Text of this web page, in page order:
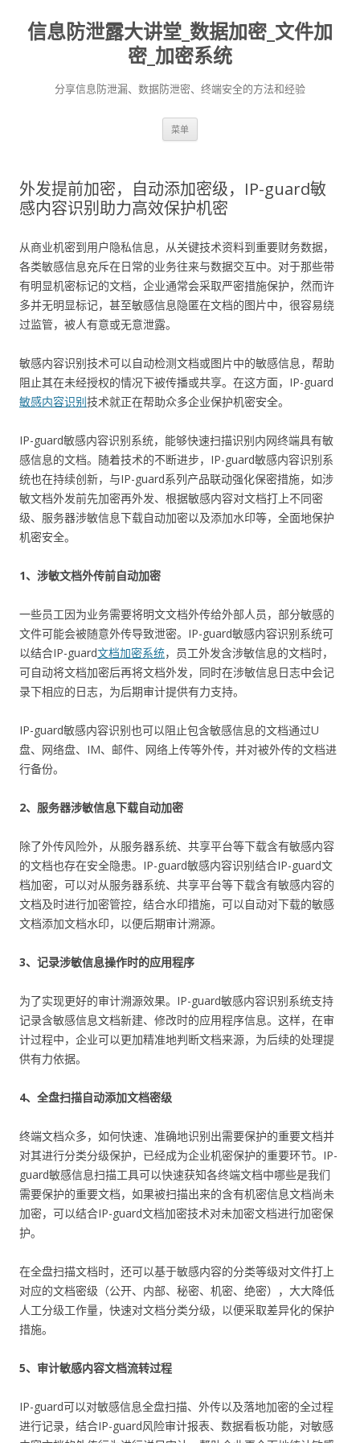
信息防泄露大讲堂_数据加密_文件加
密_加密系统
分享信息防泄漏、数据防泄密、终端安全的方法和经验
菜单
外发提前加密，自动添加密级，IP-guard敏
感内容识别助力高效保护机密
从商业机密到用户隐私信息，从关键技术资料到重要财务数据，
各类敏感信息充斥在日常的业务往来与数据交互中。对于那些带
有明显机密标记的文档，企业通常会采取严密措施保护，然而许
多并无明显标记，甚至敏感信息隐匿在文档的图片中，很容易绕
过监管，被人有意或无意泄露。
敏感内容识别技术可以自动检测文档或图片中的敏感信息，帮助
阻止其在未经授权的情况下被传播或共享。在这方面，IP-guard
敏感内容识别技术就正在帮助众多企业保护机密安全。
IP-guard敏感内容识别系统，能够快速扫描识别内网终端具有敏
感信息的文档。随着技术的不断进步，IP-guard敏感内容识别系
统也在持续创新，与IP-guard系列产品联动强化保密措施，如涉
敏文档外发前先加密再外发、根据敏感内容对文档打上不同密
级、服务器涉敏信息下载自动加密以及添加水印等，全面地保护
机密安全。
1、涉敏文档外传前自动加密
一些员工因为业务需要将明文文档外传给外部人员，部分敏感的
文件可能会被随意外传导致泄密。IP-guard敏感内容识别系统可
以结合IP-guard文档加密系统，员工外发含涉敏信息的文档时，
可自动将文档加密后再将文档外发，同时在涉敏信息日志中会记
录下相应的日志，为后期审计提供有力支持。
IP-guard敏感内容识别也可以阻止包含敏感信息的文档通过U
盘、网络盘、IM、邮件、网络上传等外传，并对被外传的文档进
行备份。
2、服务器涉敏信息下载自动加密
除了外传风险外，从服务器系统、共享平台等下载含有敏感内容
的文档也存在安全隐患。IP-guard敏感内容识别结合IP-guard文
档加密，可以对从服务器系统、共享平台等下载含有敏感内容的
文档及时进行加密管控，结合水印措施，可以自动对下载的敏感
文档添加文档水印，以便后期审计溯源。
3、记录涉敏信息操作时的应用程序
为了实现更好的审计溯源效果。IP-guard敏感内容识别系统支持
记录含敏感信息文档新建、修改时的应用程序信息。这样，在审
计过程中，企业可以更加精准地判断文档来源，为后续的处理提
供有力依据。
4、全盘扫描自动添加文档密级
终端文档众多，如何快速、准确地识别出需要保护的重要文档并
对其进行分类分级保护，已经成为企业机密保护的重要环节。IP-
guard敏感信息扫描工具可以快速获知各终端文档中哪些是我们
需要保护的重要文档，如果被扫描出来的含有机密信息文档尚未
加密，可以结合IP-guard文档加密技术对未加密文档进行加密保
护。
在全盘扫描文档时，还可以基于敏感内容的分类等级对文件打上
对应的文档密级（公开、内部、秘密、机密、绝密），大大降低
人工分级工作量，快速对文档分类分级，以便采取差异化的保护
措施。
5、审计敏感内容文档流转过程
IP-guard可以对敏感信息全盘扫描、外传以及落地加密的全过程
进行记录，结合IP-guard风险审计报表、数据看板功能，对敏感